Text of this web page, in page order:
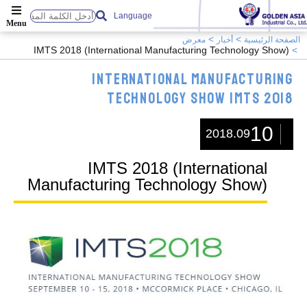
Language
الصفحة الرئيسية أخبار معرض
IMTS 2018 (International Manufacturing Technology Show)
International Manufacturing
Technology Show IMTS 2018
10
2018.09
IMTS 2018 (International
Manufacturing Technology Show)